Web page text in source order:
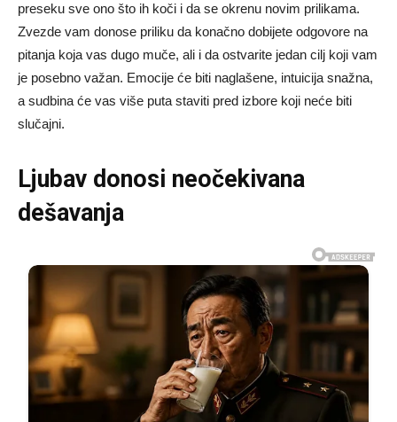
preseku sve ono što ih koči i da se okrenu novim prilikama.
Zvezde vam donose priliku da konačno dobijete odgovore na
pitanja koja vas dugo muče, ali i da ostvarite jedan cilj koji vam
je posebno važan. Emocije će biti naglašene, intuicija snažna,
a sudbina će vas više puta staviti pred izbore koji neće biti
slučajni.
Ljubav donosi neočekivana
dešavanja